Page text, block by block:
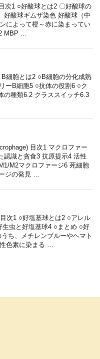
次1 ○好酸球とは2 〇好酸球の
酸球ギムザ染色 好酸球（中
によって橙～赤に染まってい
MBP …
細胞とは2 ○B細胞の分化成熟
ーB細胞5 ○抗体の役割6 ○ク
の種類6.2 クラススイッチ6.3
目次1 マクロファー
認識と貪食3 抗原提示4 活性
M2マクロファージ6 死細胞
ジの発見 …
次1 ○好塩基球とは2 ○アレル
生虫と好塩基球4 ○まとめ ○好
ち、メチレンブルーやヘマト
色素に染まる …